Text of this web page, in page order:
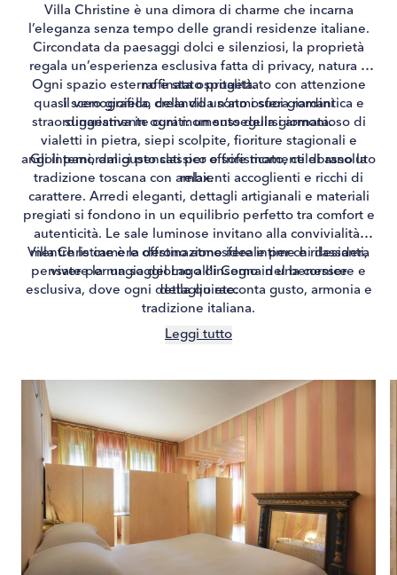
Villa Christine è una dimora di charme che incarna
l’eleganza senza tempo delle grandi residenze italiane.
Circondata da paesaggi dolci e silenziosi, la proprietà
regala un’esperienza esclusiva fatta di privacy, natura e
raffinata ospitalità.
Il vero gioiello della villa sono i suoi giardini
straordinariamente curati: un susseguirsi armonioso di
vialetti in pietra, siepi scolpite, fioriture stagionali e
angoli panoramici pensati per offrire momenti di assoluto
relax.
Ogni spazio esterno è stato progettato con attenzione
quasi scenografica, creando un’atmosfera romantica e
suggestiva in ogni momento della giornata.
Gli interni, dal gusto classico e sofisticato, celebrano la
tradizione toscana con ambienti accoglienti e ricchi di
carattere. Arredi eleganti, dettagli artigianali e materiali
pregiati si fondono in un equilibrio perfetto tra comfort e
autenticità. Le sale luminose invitano alla convivialità,
mentre le camere offrono atmosfere intime e rilassanti,
pensate per un soggiorno all’insegna del benessere e
della quiete.
Villa Christine è la destinazione ideale per chi desidera
vivere la magia del Lago di Como in una cornice
esclusiva, dove ogni dettaglio racconta gusto, armonia e
tradizione italiana.
Leggi tutto